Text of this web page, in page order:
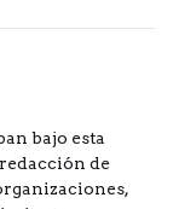
bajo esta
de